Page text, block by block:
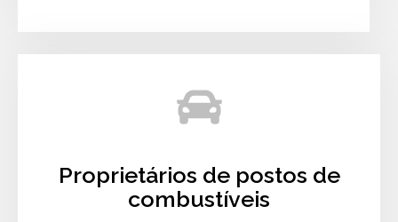
Proprietários de postos de
combustíveis